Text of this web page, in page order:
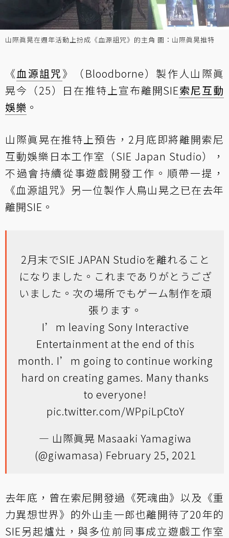
山際眞晃在週年活動上扮成《血源詛咒》的主角 圖：山際眞晃推特
《血源詛咒》（Bloodborne）製作人山際眞
晃今（25）日在推特上宣布離開SIE索尼互動
娛樂 。
山際眞晃在推特上預告，2月底即將離開索尼
互動娛樂日本工作室（SIE Japan Studio），
不過會持續從事遊戲開發工作。順帶一提，
《血源詛咒》另一位製作人鳥山晃之已在去年
離開SIE。
2月末でSIE JAPAN Studioを離れること
になりました。これまでありがとうござ
いました。次の場所でもゲーム制作を頑
張ります。
I’m leaving Sony Interactive
Entertainment at the end of this
month. I’m going to continue working
hard on creating games. Many thanks
to everyone!
pic.twitter.com/WPpiLpCtoY
— 山際眞晃 Masaaki Yamagiwa
(@giwamasa) February 25, 2021
去年底，曾在索尼開發過《死魂曲》以及《重
力異想世界》的外山圭一郎也離開待了20年的
SIE另起爐灶，與多位前同事成立遊戲工作室